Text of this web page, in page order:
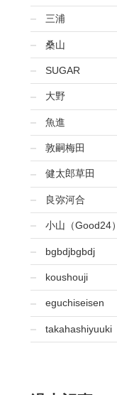
三浦
桑山
SUGAR
大野
魚進
敦嗣梅田
健太郎草田
良弥河合
小山（Good24）
bgbdjbgbdj
koushouji
eguchiseisen
takahashiyuuki